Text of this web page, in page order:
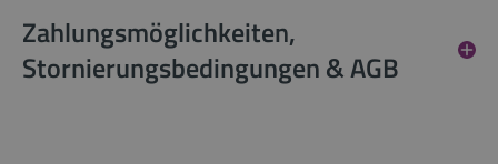
Zahlungsmöglichkeiten,
Stornierungsbedingungen & AGB